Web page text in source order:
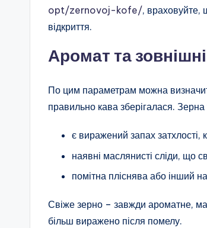
opt/zernovoj-kofe/, враховуйте,
відкриття.
Аромат та
По цим параметрам можна
правильно кава зберігалася.
є виражений запах затхлості,
наявні маслянисті сліди, що
помітна пліснява або інший
Свіже зерно – завжди ароматне,
більш виражено після помелу.